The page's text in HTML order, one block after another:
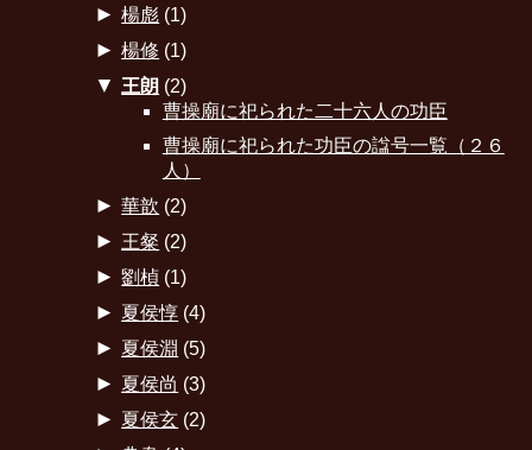
► 楊彪 (1)
► 楊修 (1)
▼ 王朗 (2)
曹操廟に祀られた二十六人の功臣
曹操廟に祀られた功臣の諡号一覧（２６
人）
► 華歆 (2)
► 王粲 (2)
► 劉楨 (1)
► 夏侯惇 (4)
► 夏侯淵 (5)
► 夏侯尚 (3)
► 夏侯玄 (2)